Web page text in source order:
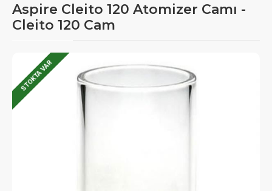
Aspire Cleito 120 Atomizer Camı -
Cleito 120 Cam
STOKTA VAR